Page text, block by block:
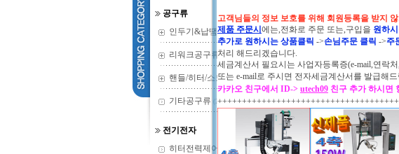
공구류
인두기&납땜기 (352)
리워크공구류 (135)
핸들/히터/소모 (73)
기타공구류 (2)
전기전자
히터전력제어기 (9)
고객님들의 정보 보호를 위해 회원등록을 받지 않
제품 주문시 에는,전화로 주문 또는,구입을 원하
추가로 원하시는 상품클릭 ->손님주문 클릭 ->주
처리 해드리겠습니다.
세금계산서 필요시는 사업자등록증(e-mail,연락
또는 e-mail로 주시면 전자세금계산서를 발급해
카카오 친구에서 ID-> utech09 친구 추가 하시면